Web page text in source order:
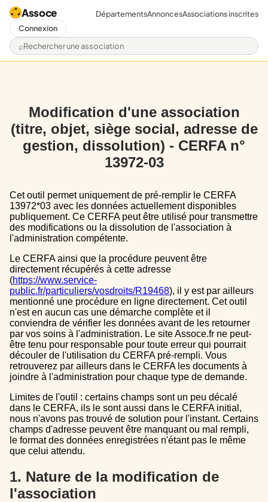
Assoce
Rechercher une association
DépartementsAnnoncesAssociations inscrites
Connexion
Modification d'une association
(titre, objet, siège social, adresse de
gestion, dissolution) - CERFA n°
13972-03
Cet outil permet uniquement de pré-remplir le CERFA
13972*03 avec les données actuellement disponibles
publiquement. Ce CERFA peut être utilisé pour transmettre
des modifications ou la dissolution de l'association à
l'administration compétente.
Le CERFA ainsi que la procédure peuvent être
directement récupérés à cette adresse
(https://www.service-
public.fr/particuliers/vosdroits/R19468), il y est par ailleurs
mentionné une procédure en ligne directement. Cet outil
n'est en aucun cas une démarche complète et il
conviendra de vérifier les données avant de les retourner
par vos soins à l'administration. Le site Assoce.fr ne peut-
être tenu pour responsable pour toute erreur qui pourrait
découler de l'utilisation du CERFA pré-rempli. Vous
retrouverez par ailleurs dans le CERFA les documents à
joindre à l'administration pour chaque type de demande.
Limites de l'outil : certains champs sont un peu décalé
dans le CERFA, ils le sont aussi dans le CERFA initial,
nous n'avons pas trouvé de solution pour l'instant. Certains
champs d'adresse peuvent être manquant ou mal rempli,
le format des données enregistrées n'étant pas le même
que celui attendu.
1. Nature de la modification de
l'association